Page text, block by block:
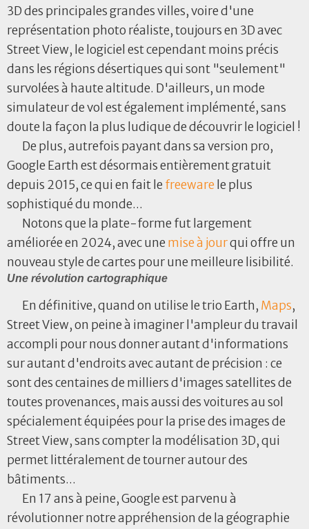
3D des principales grandes villes, voire d'une
représentation photo réaliste, toujours en 3D avec
Street View, le logiciel est cependant moins précis
dans les régions désertiques qui sont "seulement"
survolées à haute altitude. D'ailleurs, un mode
simulateur de vol est également implémenté, sans
doute la façon la plus ludique de découvrir le logiciel !
De plus, autrefois payant dans sa version pro,
Google Earth est désormais entièrement gratuit
depuis 2015, ce qui en fait le freeware le plus
sophistiqué du monde...
Notons que la plate-forme fut largement
améliorée en 2024, avec une mise à jourqui offre un
nouveau style de cartes pour une meilleure lisibilité.
Une révolution cartographique
En définitive, quand on utilise le trio Earth, Maps,
Street View, on peine à imaginer l'ampleur du travail
accompli pour nous donner autant d'informations
sur autant d'endroits avec autant de précision : ce
sont des centaines de milliers d'images satellites de
toutes provenances, mais aussi des voitures au sol
spécialement équipées pour la prise des images de
Street View, sans compter la modélisation 3D, qui
permet littéralement de tourner autour des
bâtiments...
En 17 ans à peine, Google est parvenu à
révolutionner notre appréhension de la géographie